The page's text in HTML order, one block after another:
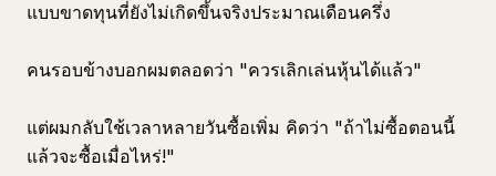
แบบขาดทุนที่ยังไม่เกิดขึ้นจริงประมาณเดือนครึ่ง
คนรอบข้างบอกผมตลอดว่า "ควรเลิกเล่นหุ้นได้แล้ว"
แต่ผมกลับใช้เวลาหลายวันซื้อเพิ่ม คิดว่า "ถ้าไม่ซื้อตอนนี้
แล้วจะซื้อเมื่อไหร่!"